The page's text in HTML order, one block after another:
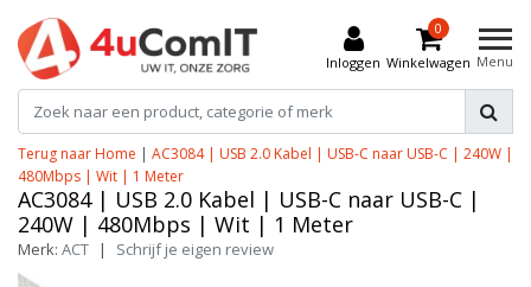
Inloggen
0
Winkelwagen Menu
Terug naar Home | AC3084 | USB 2.0 Kabel | USB-C naar USB-C | 240W |
480Mbps | Wit | 1 Meter
AC3084 | USB 2.0 Kabel | USB-C naar USB-C |
240W | 480Mbps | Wit | 1 Meter
Merk: ACT | Schrijf je eigen review